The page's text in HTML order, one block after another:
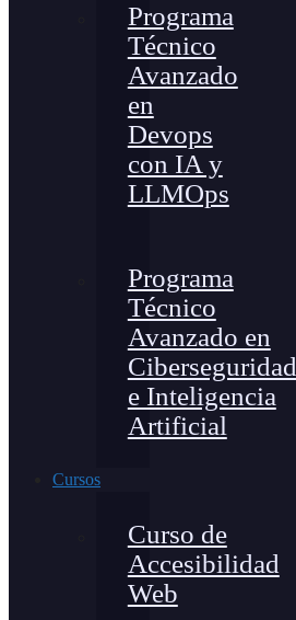
Programa
Técnico
Avanzado
en
Devops
con IA y
LLMOps
Programa
Técnico
Avanzado en
Ciberseguridad
e Inteligencia
Artificial
Cursos
Curso de
Accesibilidad
Web